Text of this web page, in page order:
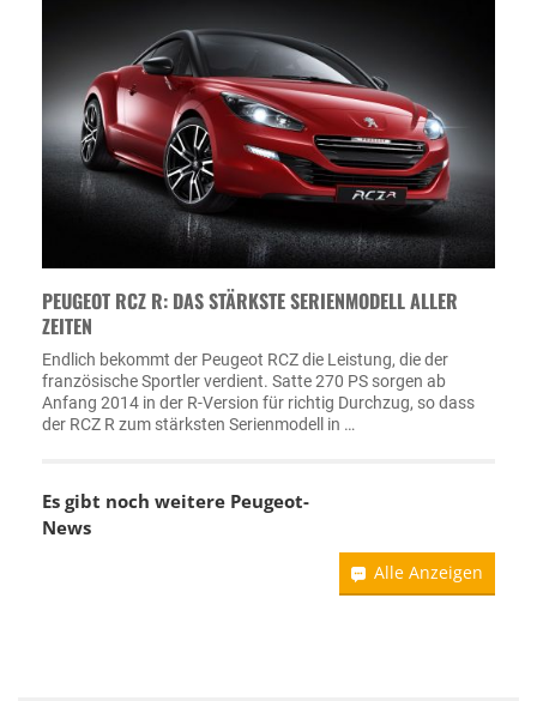
PEUGEOT RCZ R: DAS STÄRKSTE SERIENMODELL ALLER
ZEITEN
Endlich bekommt der Peugeot RCZ die Leistung, die der
französische Sportler verdient. Satte 270 PS sorgen ab
Anfang 2014 in der R-Version für richtig Durchzug, so dass
der RCZ R zum stärksten Serienmodell in …
Es gibt noch weitere Peugeot-
News
Alle Anzeigen